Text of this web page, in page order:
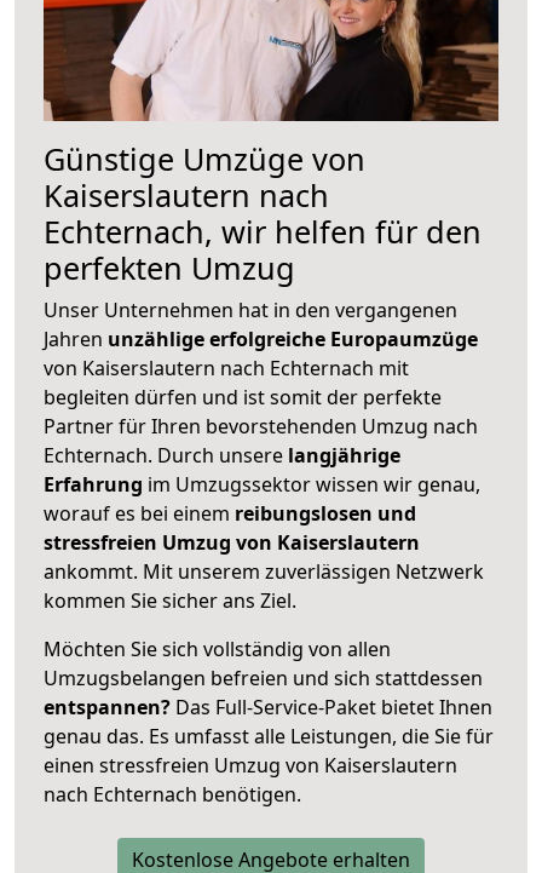
Günstige Umzüge von
Kaiserslautern nach
Echternach, wir helfen für den
perfekten Umzug
Unser Unternehmen hat in den vergangenen
Jahren unzählige erfolgreiche Europaumzüge
von Kaiserslautern nach Echternach mit
begleiten dürfen und ist somit der perfekte
Partner für Ihren bevorstehenden Umzug nach
Echternach. Durch unsere langjährige
Erfahrung im Umzugssektor wissen wir genau,
worauf es bei einem reibungslosen und
stressfreien Umzug von Kaiserslautern
ankommt. Mit unserem zuverlässigen Netzwerk
kommen Sie sicher ans Ziel.
Möchten Sie sich vollständig von allen
Umzugsbelangen befreien und sich stattdessen
entspannen? Das Full-Service-Paket bietet Ihnen
genau das. Es umfasst alle Leistungen, die Sie für
einen stressfreien Umzug von Kaiserslautern
nach Echternach benötigen.
Kostenlose Angebote erhalten